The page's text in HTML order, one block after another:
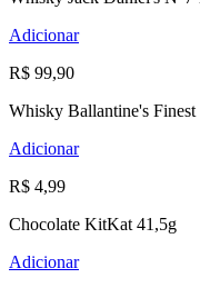
Adicionar
R$ 99,90
Whisky Ballantine's Finest
Adicionar
R$ 4,99
Chocolate KitKat 41,5g
Adicionar